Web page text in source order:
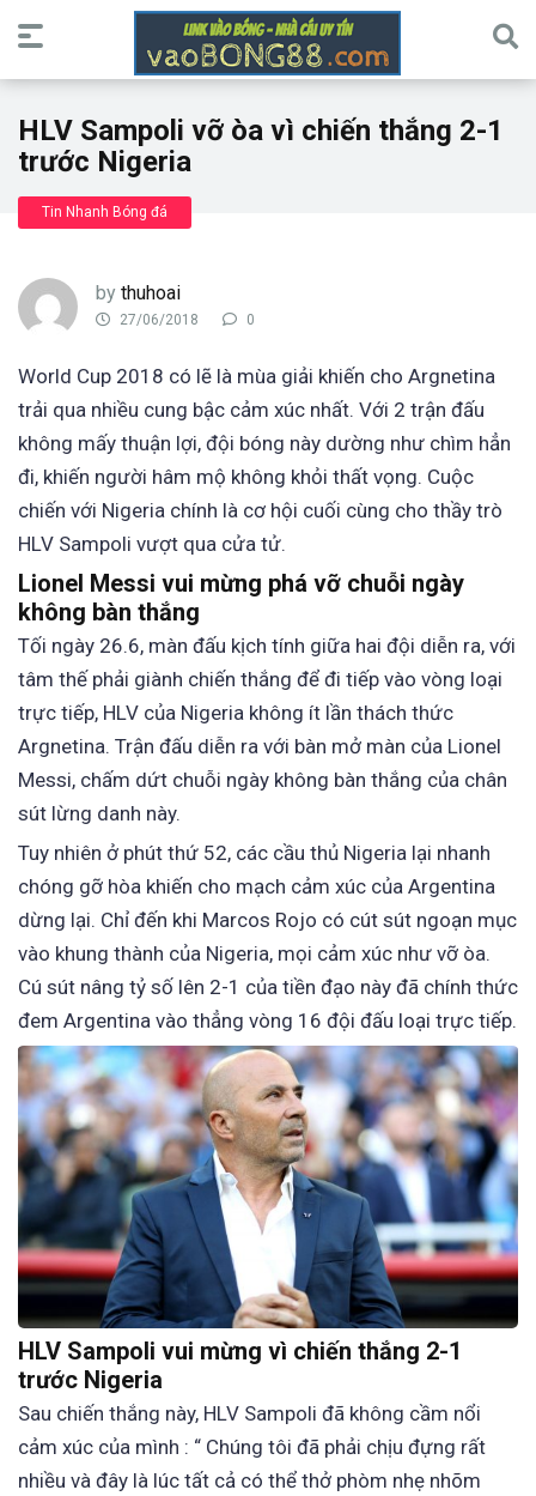
HLV Sampoli vỡ òa vì chiến thắng 2-1
trước Nigeria
Tin Nhanh Bóng đá
by thuhoai
27/06/2018 0
World Cup 2018 có lẽ là mùa giải khiến cho Argnetina
trải qua nhiều cung bậc cảm xúc nhất. Với 2 trận đấu
không mấy thuận lợi, đội bóng này dường như chìm hẳn
đi, khiến người hâm mộ không khỏi thất vọng. Cuộc
chiến với Nigeria chính là cơ hội cuối cùng cho thầy trò
HLV Sampoli vượt qua cửa tử.
Lionel Messi vui mừng phá vỡ chuỗi ngày
không bàn thắng
Tối ngày 26.6, màn đấu kịch tính giữa hai đội diễn ra, với
tâm thế phải giành chiến thắng để đi tiếp vào vòng loại
trực tiếp, HLV của Nigeria không ít lần thách thức
Argnetina. Trận đấu diễn ra với bàn mở màn của Lionel
Messi, chấm dứt chuỗi ngày không bàn thắng của chân
sút lừng danh này.
Tuy nhiên ở phút thứ 52, các cầu thủ Nigeria lại nhanh
chóng gỡ hòa khiến cho mạch cảm xúc của Argentina
dừng lại. Chỉ đến khi Marcos Rojo có cút sút ngoạn mục
vào khung thành của Nigeria, mọi cảm xúc như vỡ òa.
Cú sút nâng tỷ số lên 2-1 của tiền đạo này đã chính thức
đem Argentina vào thẳng vòng 16 đội đấu loại trực tiếp.
HLV Sampoli vui mừng vì chiến thắng 2-1
trước Nigeria
Sau chiến thắng này, HLV Sampoli đã không cầm nổi
cảm xúc của mình : “ Chúng tôi đã phải chịu đựng rất
nhiều và đây là lúc tất cả có thể thở phòm nhẹ nhõm